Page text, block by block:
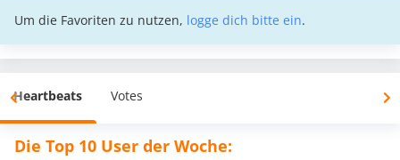
Um die Favoriten zu nutzen, logge dich bitte ein.
Heartbeats Votes
Die Top 10 User der Woche: